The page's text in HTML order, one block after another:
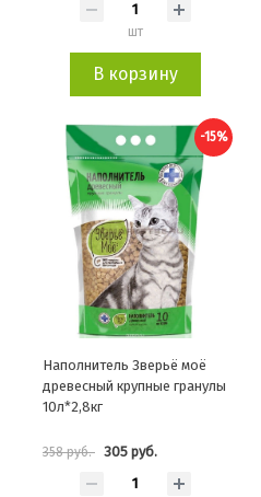
шт
В корзину
-15%
Наполнитель Зверьё моё
древесный крупные гранулы
10л*2,8кг
358 руб. 305 руб.